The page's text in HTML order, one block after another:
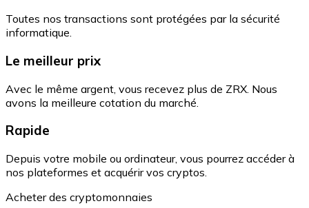
Toutes nos transactions sont protégées par la sécurité
informatique.
Le meilleur prix
Avec le même argent, vous recevez plus de ZRX. Nous
avons la meilleure cotation du marché.
Rapide
Depuis votre mobile ou ordinateur, vous pourrez accéder à
nos plateformes et acquérir vos cryptos.
Acheter des cryptomonnaies